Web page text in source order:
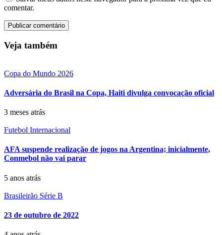
comentar.
Veja também
Copa do Mundo 2026
Adversária do Brasil na Copa, Haiti divulga convocação oficial
3 meses atrás
Futebol Internacional
AFA suspende realização de jogos na Argentina; inicialmente,
Conmebol não vai parar
5 anos atrás
Brasileirão Série B
23 de outubro de 2022